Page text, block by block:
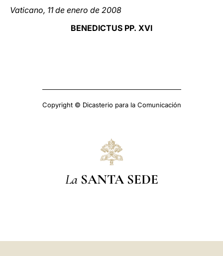
Vaticano, 11 de enero de 2008
BENEDICTUS PP. XVI
Copyright © Dicasterio para la Comunicación
La SANTA SEDE